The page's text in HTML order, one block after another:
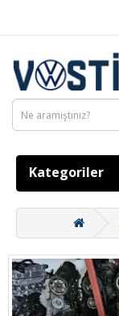
Kategoriler